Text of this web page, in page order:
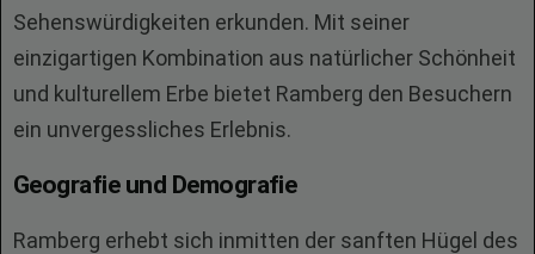
Sehenswürdigkeiten erkunden. Mit seiner
einzigartigen Kombination aus natürlicher Schönheit
und kulturellem Erbe bietet Ramberg den Besuchern
ein unvergessliches Erlebnis.
Geografie und Demografie
Ramberg erhebt sich inmitten der sanften Hügel des